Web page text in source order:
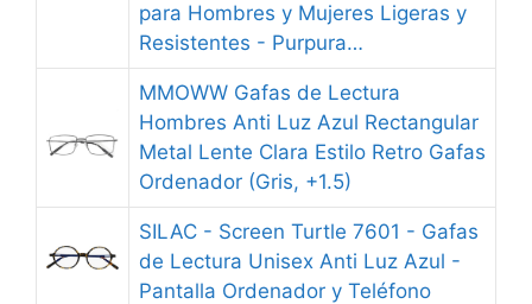
para Hombres y Mujeres Ligeras y
Resistentes - Purpura…
MMOWW Gafas de Lectura
Hombres Anti Luz Azul Rectangular
Metal Lente Clara Estilo Retro Gafas
Ordenador (Gris, +1.5)
SILAC - Screen Turtle 7601 - Gafas
de Lectura Unisex Anti Luz Azul -
Pantalla Ordenador y Teléfono